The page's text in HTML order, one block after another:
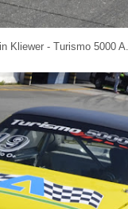
Kliewer - Turismo 5000 A.